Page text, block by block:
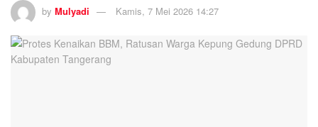
by Mulyadi Kamis, 7 Mei 2026 14:27